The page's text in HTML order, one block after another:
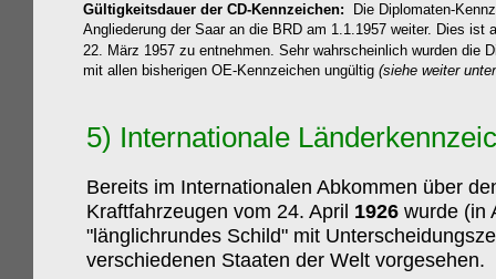
Gültigkeitsdauer der CD-Kennzeichen:
Die Diplomaten-
Angliederung der Saar an die BRD am 1.1.1957 weiter. Dies ist
22. März 1957 zu entnehmen. Sehr wahrscheinlich wurden die
mit allen bisherigen OE-Kennzeichen ungültig (siehe weiter
5) Internationale
Bereits im Internationalen Abkommen über
Kraftfahrzeugen vom 24. April 1926 wurde (in
"länglichrundes Schild" mit
verschiedenen Staaten der Welt vorgesehen.